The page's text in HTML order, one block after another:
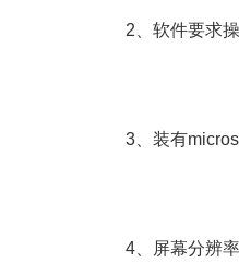
2、软件要求
3、装有
4、屏幕分辨